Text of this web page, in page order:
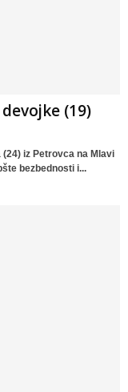
(19)
iz Petrovca na Mlavi
bezbednosti i...